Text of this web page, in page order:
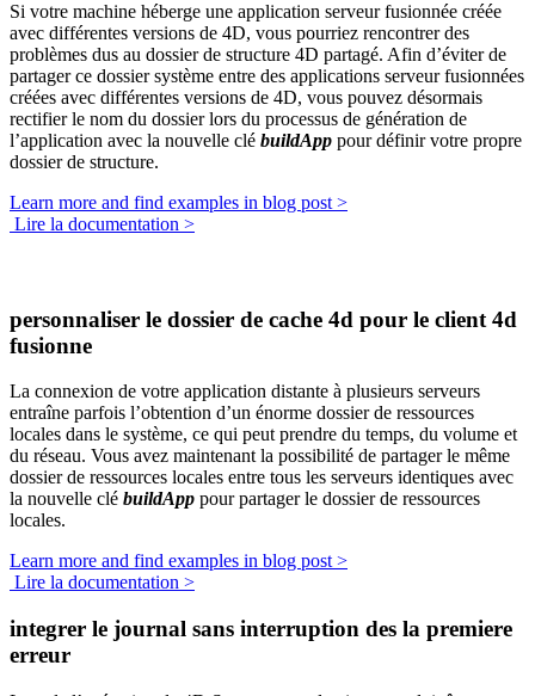
Si votre machine héberge une application serveur fusionnée créée
avec différentes versions de 4D, vous pourriez rencontrer des
problèmes dus au dossier de structure 4D partagé. Afin d’éviter de
partager ce dossier système entre des applications serveur fusionnées
créées avec différentes versions de 4D, vous pouvez désormais
rectifier le nom du dossier lors du processus de génération de
l’application avec la nouvelle clé buildApp pour définir votre propre
dossier de structure.
Learn more and find examples in blog post >
Lire la documentation >
personnaliser le dossier de cache 4d pour le client 4d
fusionne
La connexion de votre application distante à plusieurs serveurs
entraîne parfois l’obtention d’un énorme dossier de ressources
locales dans le système, ce qui peut prendre du temps, du volume et
du réseau. Vous avez maintenant la possibilité de partager le même
dossier de ressources locales entre tous les serveurs identiques avec
la nouvelle clé buildApp pour partager le dossier de ressources
locales.
Learn more and find examples in blog post >
Lire la documentation >
integrer le journal sans interruption des la premiere
erreur